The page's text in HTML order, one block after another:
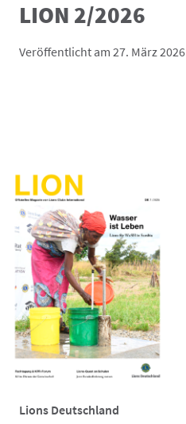
LION 2/2026
Veröffentlicht am 27. März 2026
Lions Deutschland